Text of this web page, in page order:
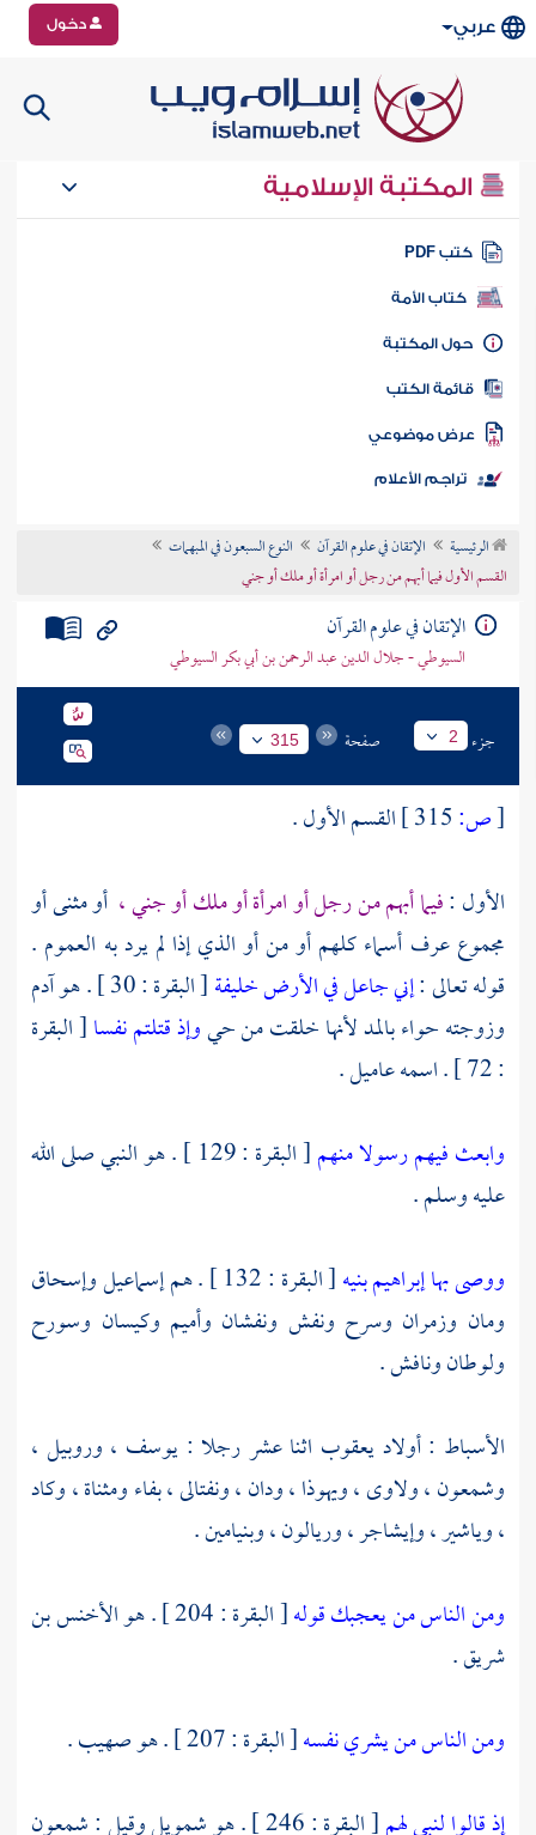
عربي دخول
المكتبة الإسلامية
كتب PDF
كتاب الأمة
المكتبة
الكتب
موضوعي
تراجم الأعلام
الرئيسية الإتقان في علوم القرآن
النوع السبعون في المبهمات
القسم الأول فيما أبهم من رجل أو امرأة أو ملك أو جني
الإتقان في علوم القرآن
السيوطي - جلال الدين عبد الرحمن بن أبي بكر السيوطي
جزء 2 صفحة 315
[ص:
القسم الأول .
الأول :فيما أبهم من رجل أو امرأة أو ملك أو جني ، أو مثنى أو
مجموع عرف أسماء كلهم أو من أو الذي إذا لم يرد به العموم .
قوله تعالى :إني جاعل في الأرض خليفة[ البقرة : 30 ] . هو
آدم
وزوجتهحواءبالمد لأنها خلقت من حيوإذ قتلتم نفسا[ البقرة
: 72 ] . اسمه
عاميل.
وابعث فيهم رسولا منهم
[ البقرة : 129 ] . هو النبي صلى الله
عليه وسلم .
ووصى بها إبراهيم بنيه[ البقرة : 132 ] . هم إسماعيلوإسحاق
ومان وزمران وسرح ونفش ونفشان وأميم وكيسان وسورح
ولوطانونافش.
الأسباط : أولاديعقوب اثنا عشر رجلا : يوسف ، وروبيل ،
وشمعون ،ولاوى ،ويهوذا ،ودان ،ونفتالى ،بفاء ومثناة ،وكاد
،وياشير ،وإيشاجر ،وريالون ،وبنيامين.
ومن الناس من يعجبك قوله[ البقرة : 204 ] . هو
الأخنس بن
شريق.
ومن الناس من يشري نفسه[ البقرة : 207 ] . هو صهيب.
إذ قالوا لنبي لهم[ البقرة : 246 ] . هو شمويلوقيل :شمعون